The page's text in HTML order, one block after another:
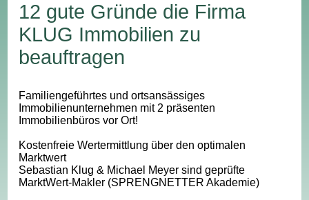
12 gute Gründe die Firma
KLUG Immobilien zu
beauftragen
Familiengeführtes und ortsansässiges
Immobilienunternehmen mit 2 präsenten
Immobilienbüros vor Ort!
Kostenfreie Wertermittlung über den optimalen
Marktwert
Sebastian Klug & Michael Meyer sind geprüfte
MarktWert-Makler (SPRENGNETTER Akademie)